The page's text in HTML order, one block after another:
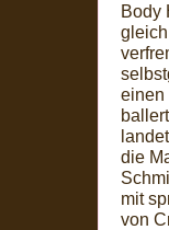
Body
einen
die
mit
von